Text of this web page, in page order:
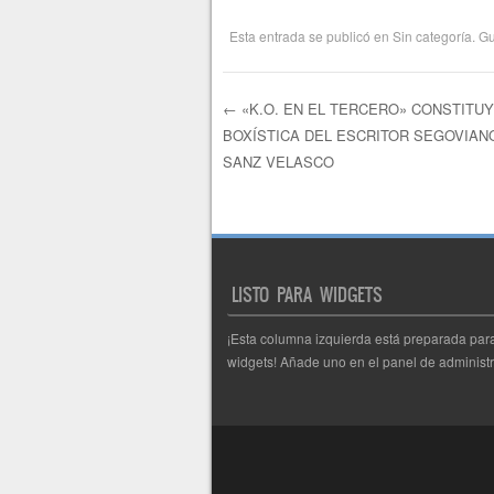
Esta entrada se publicó en Sin categoría .
Navegación de
← «K.O. EN EL TERCERO»
BOXÍSTICA DEL ESCRITOR
SANZ VELASCO
LISTO PARA WIDGETS
¡Esta columna izquierda está preparada
widgets! Añade uno en el panel de